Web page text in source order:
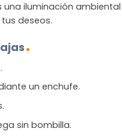
una iluminación
deseos.
un enchufe.
sin bombilla.